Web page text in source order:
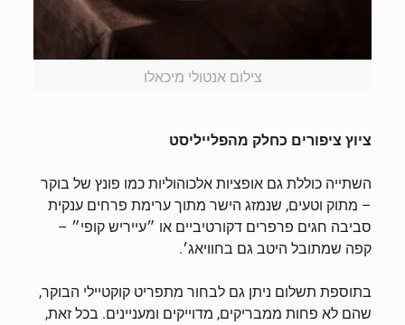
צילום אנטולי מיכאלו
ציוץ ציפורים כחלק מהפלייליסט
השתייה כוללת גם אופציות אלכוהוליות כמו פונץ של בוקר
– מתוק וטעים, שנמזג הישר מתוך ערימת פרחים ענקית
סביבה חגים פרפרים דקורטיביים או ״עייריש קופי״ –
קפה שמתובל היטב גם בחוויאג׳.
בתוספת תשלום ניתן גם לבחור מתפריט קוקטיילי הבוקר,
שהם לא פחות ממבריקים, מדוייקים ומעניינים. בכל זאת,